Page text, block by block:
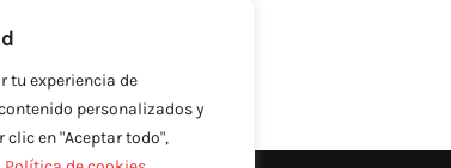
tu experiencia de
personalizados y
en "Aceptar todo",